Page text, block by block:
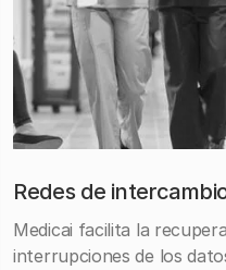
Redes de
Medicai facilita la
interrupciones de los